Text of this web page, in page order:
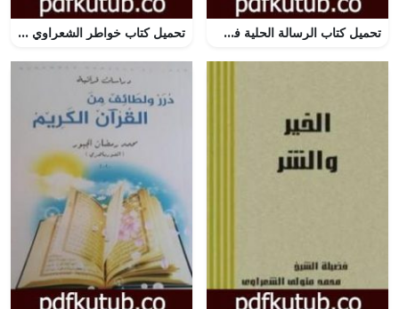
تحميل كتاب الرسالة الحلية في مراجعة التقية PDF تأليف أنور غني الموسوي مجانا [كامل] تحميل كتاب خواطر الشعراوي – المجلد السابع عشر PDF تأليف محمد متولي الشعراوي مجانا [كامل]